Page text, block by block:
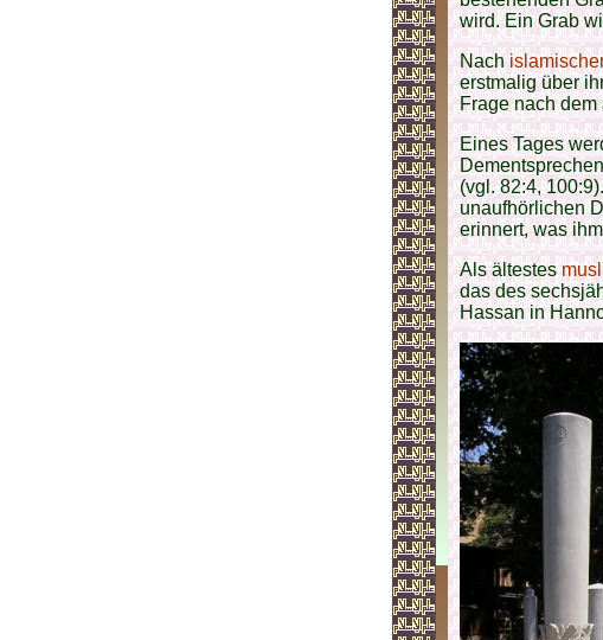
wird. Ein Grab
Nach
erstmalig über
Frage nach
Eines Tages
(vgl. 82:4,
unaufhörlichen
erinnert, was
Als ältestes
das des
Hassan in